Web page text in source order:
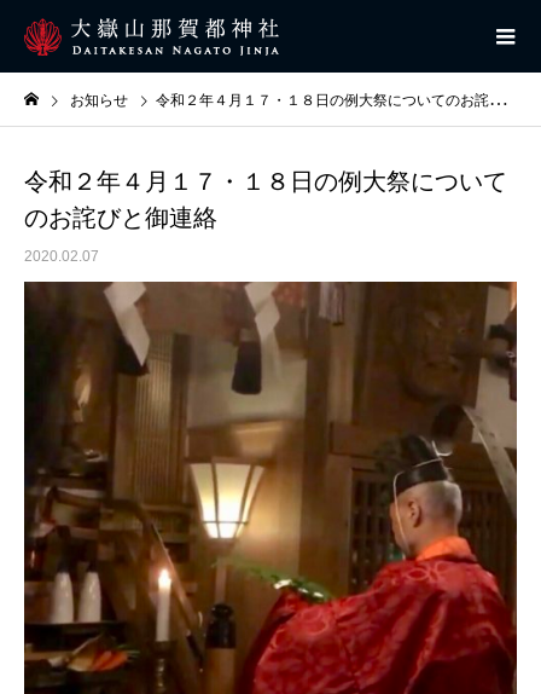
お知らせ 令和２年４月１７・１８日の例大祭についてのお詫びと御連絡
令和２年４月１７・１８日の例大祭について
のお詫びと御連絡
2020.02.07